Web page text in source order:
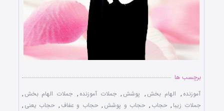
برچسب ها
آموزنده , الهام بخش , پوشش , جملات آموزنده , جملات الهام بخش ,
جملات زیبا , حجاب , حجاب و پوشش , حجاب و عفاف , حجاب یعنی ,